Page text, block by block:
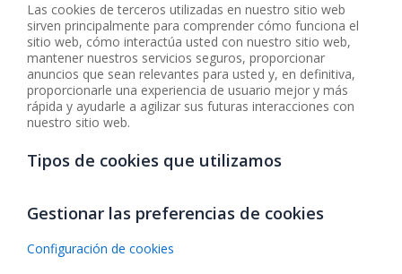
Las cookies de terceros utilizadas en nuestro sitio web
sirven principalmente para comprender cómo funciona el
sitio web, cómo interactúa usted con nuestro sitio web,
mantener nuestros servicios seguros, proporcionar
anuncios que sean relevantes para usted y, en definitiva,
proporcionarle una experiencia de usuario mejor y más
rápida y ayudarle a agilizar sus futuras interacciones con
nuestro sitio web.
Tipos de cookies que utilizamos
Gestionar las preferencias de cookies
Configuración de cookies